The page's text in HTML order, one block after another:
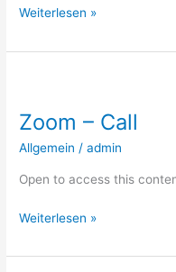
Weiterlesen »
Zoom – Call
Allgemein /admin
Open to access this
Call
Weiterlesen »